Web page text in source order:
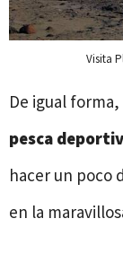
Visita
De igual
pesca
hacer un poco
en la